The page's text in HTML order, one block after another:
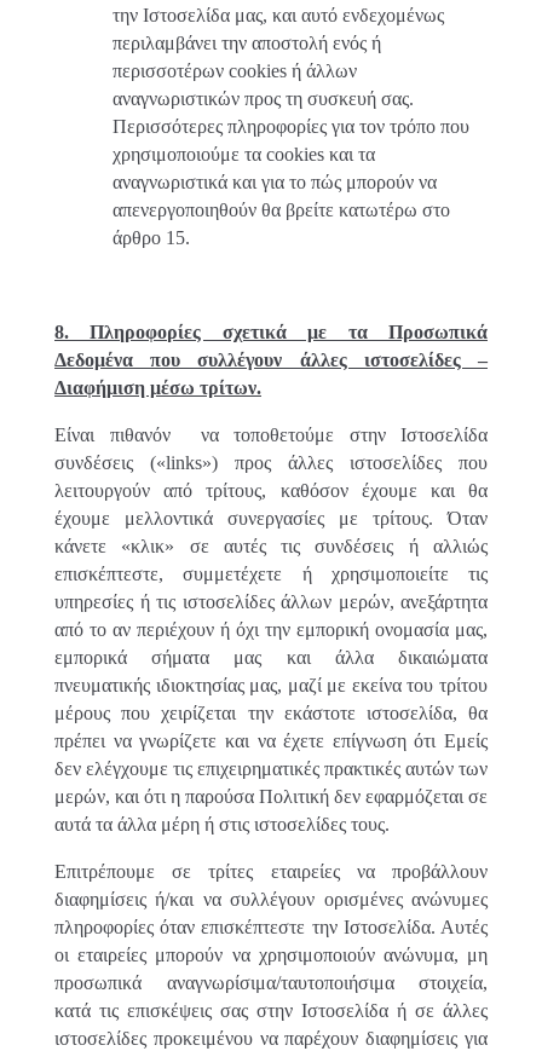
την Ιστοσελίδα μας, και αυτό ενδεχομένως
περιλαμβάνει την αποστολή ενός ή
περισσοτέρων cookies ή άλλων
αναγνωριστικών προς τη συσκευή σας.
Περισσότερες πληροφορίες για τον τρόπο που
χρησιμοποιούμε τα cookies και τα
αναγνωριστικά και για το πώς μπορούν να
απενεργοποιηθούν θα βρείτε κατωτέρω στο
άρθρο 15.
8. Πληροφορίες σχετικά με τα Προσωπικά
Δεδομένα που συλλέγουν άλλες ιστοσελίδες –
Διαφήμιση μέσω τρίτων.
Είναι πιθανόν να τοποθετούμε στην Ιστοσελίδα
συνδέσεις («links») προς άλλες ιστοσελίδες που
λειτουργούν από τρίτους, καθόσον έχουμε και θα
έχουμε μελλοντικά συνεργασίες με τρίτους. Όταν
κάνετε «κλικ» σε αυτές τις συνδέσεις ή αλλιώς
επισκέπτεστε, συμμετέχετε ή χρησιμοποιείτε τις
υπηρεσίες ή τις ιστοσελίδες άλλων μερών, ανεξάρτητα
από το αν περιέχουν ή όχι την εμπορική ονομασία μας,
εμπορικά σήματα μας και άλλα δικαιώματα
πνευματικής ιδιοκτησίας μας, μαζί με εκείνα του τρίτου
μέρους που χειρίζεται την εκάστοτε ιστοσελίδα, θα
πρέπει να γνωρίζετε και να έχετε επίγνωση ότι Εμείς
δεν ελέγχουμε τις επιχειρηματικές πρακτικές αυτών των
μερών, και ότι η παρούσα Πολιτική δεν εφαρμόζεται σε
αυτά τα άλλα μέρη ή στις ιστοσελίδες τους.
Επιτρέπουμε σε τρίτες εταιρείες να προβάλλουν
διαφημίσεις ή/και να συλλέγουν ορισμένες ανώνυμες
πληροφορίες όταν επισκέπτεστε την Ιστοσελίδα. Αυτές
οι εταιρείες μπορούν να χρησιμοποιούν ανώνυμα, μη
προσωπικά αναγνωρίσιμα/ταυτοποιήσιμα στοιχεία,
κατά τις επισκέψεις σας στην Ιστοσελίδα ή σε άλλες
ιστοσελίδες προκειμένου να παρέχουν διαφημίσεις για